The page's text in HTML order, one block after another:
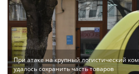
При атаке на крупный логистический
удалось сохранить часть товаров